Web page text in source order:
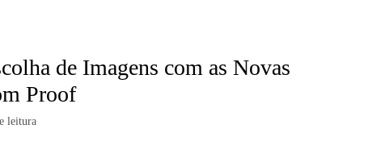
de Imagens com as Novas
Proof
leitura